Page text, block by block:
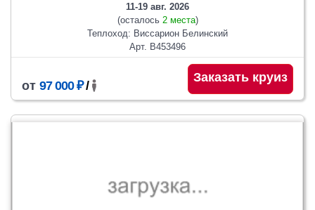
11-19 авг. 2026
(осталось 2 места)
Теплоход: Виссарион Белинский
Арт. В453496
от 97 000 ₽/
Заказать круиз